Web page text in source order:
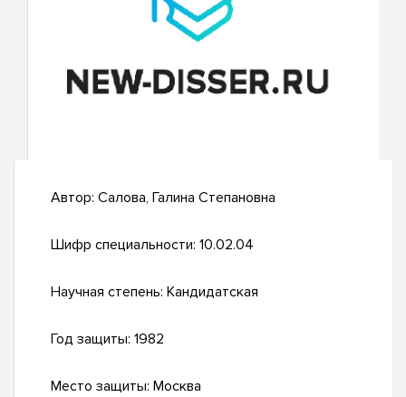
Автор: Салова, Галина Степановна
Шифр специальности: 10.02.04
Научная степень: Кандидатская
Год защиты: 1982
Место защиты: Москва